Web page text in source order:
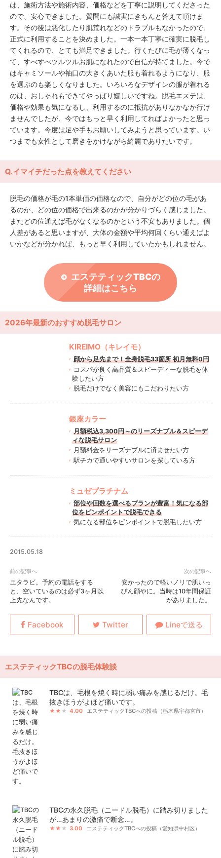
は、施術方法や施術内容、価格などを丁寧に説明してくださった
ので、安心できました。質問にも誠実にきちんと答えて頂けま
す。その後は悪化したり肌荒れなどのトラブルもなかったので、
正式に利用することを決めました。一本一本丁寧に確実に脱毛し
てくれるので、とても満足できました。行くたびに毛が薄くなっ
て、すべすべツルツルお肌になれたので自信が持てました。今で
はキャミソールや袖口の大きくあいた服も着れるようになり、服
を選ぶのも楽しくなりました。いろいろなデザインの服が着れる
のは、おしゃれもできてやっぱり嬉しいですね。脱毛エステは、
価格や効果も気になるし、利用するのに抵抗がありなかなか行け
ませんでしたが、今ではもっと早く利用してればよかったと思っ
ています。今度は足や手もお願いしてみようと思っています。い
つまでも女性として磨きをかけながら綺麗でありたいです。
Q.イマイチだった点を教えてください
脱毛の価格が毛の1本単価の価格なので、自分がどの位の毛があ
るのか、どの位の価格で出来るのかが分かりづらく感じました。
またどの位通えば毛がなくなるのかという不安もありました。個
人差があると思いますが、大体の金額や平均何回くらい通えばよ
いかなどが分かれば、もっと早く利用していたかもしれません。
エステティックTBCの
詳細はこちら
2026年最新のおすすめ脱毛サロン
KIREIMO（キレイモ）
顔から足先まで！全身脱毛33箇所 初月無料0円
コスパが良く高品質＆スピーディーな脱毛を体
験したい方
脱毛だけでなく美容にもこだわりたい方
銀座カラー
月額税込3,300円～のリーズナブル＆スピーデ
ィな脱毛サロン
月額料金をリーズナブルに済ませたい方
駅チカで通いやすいサロンを探している方
ミュゼプラチナム
部位や回数を選べるプランが豊富！気になる部
位をピンポイントで脱毛できる
気になる部位をピンポイントで脱毛したい方
2015.05.18
エタラビ。予約の電話をする
と、空いているのは必ず3ヶ月以
上先なんです。
安かったので軽いノリで肌いっ
ぴん顔やに。当時は10年間保証
がありました。
エステティックTBCの脱毛体験談
TBCは、毛根を焼く時に弱い痛みを感じるだけ。毛
抜きほうがよほど痛いです。
4.00 エステティックTBCへの投稿（栃木県宇都宮市）
TBCの永久脱毛（ニードル脱毛）に踏み切りました
が…あまりの激痛で断念…。
3.00 エステティックTBCへの投稿（愛知県中村区）